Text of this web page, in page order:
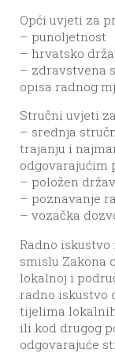
Opći uvjeti za
– punoljetnost
– hrvatsko
– zdravstvena
opisa radnog
Stručni uvjeti
– srednja
trajanju i
odgovarajućim
– položen
– poznavanje
– vozačka
Radno
smislu Zakona
lokalnoj i
radno iskustvo
tijelima
ili kod drugog
odgovarajuće